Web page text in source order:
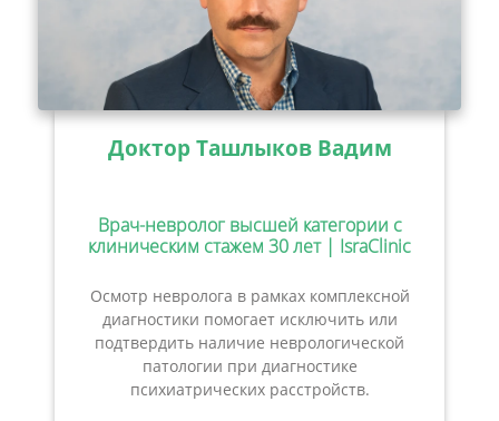
Доктор Ташлыков Вадим
Врач-невролог высшей категории с
клиническим стажем 30 лет | IsraClinic
Осмотр невролога в рамках комплексной
диагностики помогает исключить или
подтвердить наличие неврологической
патологии при диагностике
психиатрических расстройств.